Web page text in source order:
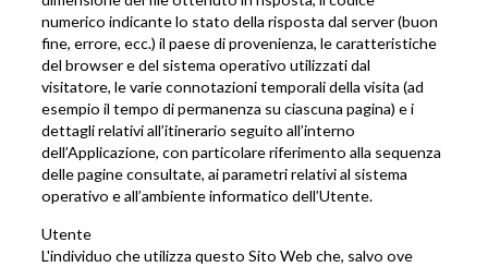
numerico indicante lo stato della risposta dal server (buon
fine, errore, ecc.) il paese di provenienza, le caratteristiche
del browser e del sistema operativo utilizzati dal
visitatore, le varie connotazioni temporali della visita (ad
esempio il tempo di permanenza su ciascuna pagina) e i
dettagli relativi all’itinerario seguito all’interno
dell’Applicazione, con particolare riferimento alla sequenza
delle pagine consultate, ai parametri relativi al sistema
operativo e all’ambiente informatico dell’Utente.
Utente
L'individuo che utilizza questo Sito Web che, salvo ove